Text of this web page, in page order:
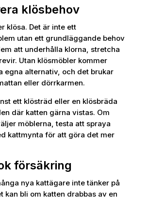
klösbehov
klösa. Det är inte ett
utan ett grundläggande behov
att underhålla klorna, stretcha
Utan klösmöbler kommer
egna alternativ, och det brukar
eller dörrkarmen.
ett klösträd eller en klösbräda
där katten gärna vistas. Om
möblerna, testa att spraya
kattmynta för att göra det mer
försäkring
nya kattägare inte tänker på
kan bli om katten drabbas av en